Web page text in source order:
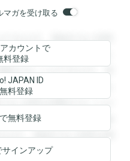
マガを受け取る
できます。登録すると回答
すると回答を閲覧すること
覧することができます。登
きます。登録すると回答を
ると回答を閲覧することが
することができます。登録
ます。登録すると回答を閲
カウントで
料登録
JAPAN ID
料登録
で無料登録
インアップ